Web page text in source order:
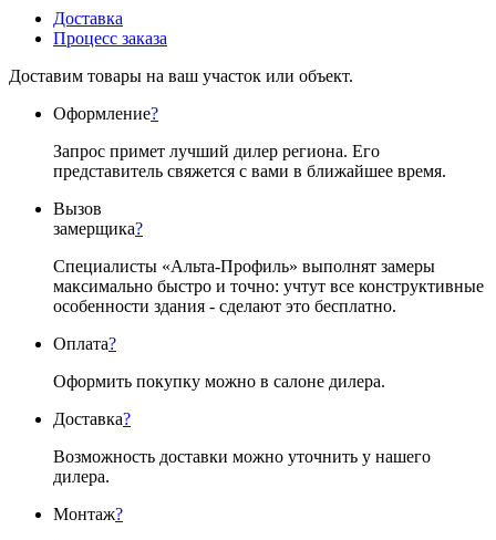
Доставка
Процесс заказа
Доставим товары на ваш участок или объект.
Оформление?
Запрос примет лучший дилер региона. Его
представитель свяжется с вами в ближайшее время.
Вызов
замерщика?
Специалисты «Альта-Профиль» выполнят замеры
максимально быстро и точно: учтут все конструктивные
особенности здания - сделают это бесплатно.
Оплата?
Оформить покупку можно в салоне дилера.
Доставка?
Возможность доставки можно уточнить у нашего
дилера.
Монтаж?